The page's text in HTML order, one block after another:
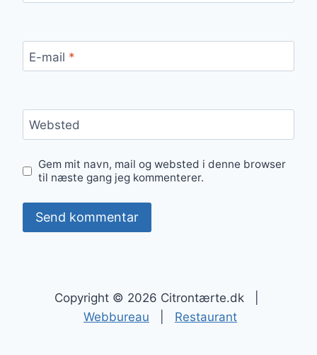
E-mail *
Websted
Gem mit navn, mail og websted i denne browser
til næste gang jeg kommenterer.
Copyright © 2026 Citrontærte.dk |
Webbureau
Restaurant